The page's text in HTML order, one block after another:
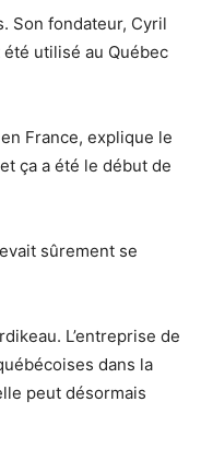
Son fondateur, Cyril
été utilisé au Québec
France, explique le
ça a été le début de
sûrement se
L’entreprise de
dans la
peut désormais